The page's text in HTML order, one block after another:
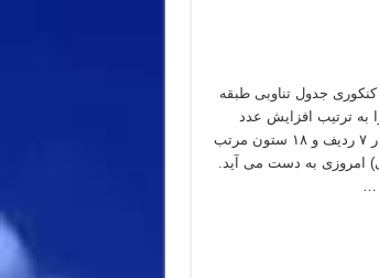
جدول تناوبی طبقه
به ترتیب افزایش عدد
اتمی از Z = 1 تا Z = 118 در ۷ ردیف و ۱۸ ستون مرتب
امروزی به دست می آید.
…